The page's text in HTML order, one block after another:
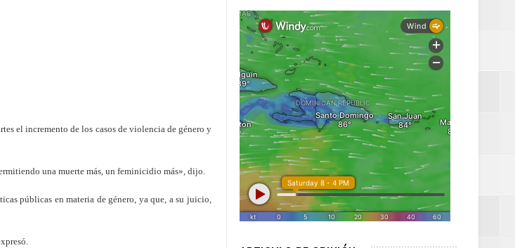
clientes fallecidos
a delivery en riña en Santiago
2028
fletes
el incremento de los casos de violencia de género y
una muerte más, un feminicidio más», dijo.
públicas en materia de género, ya que, a su juicio,